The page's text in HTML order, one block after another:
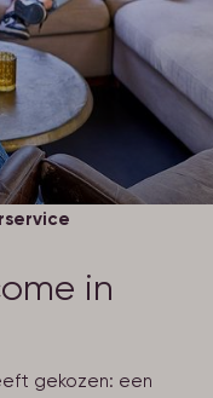
in
gekozen: een